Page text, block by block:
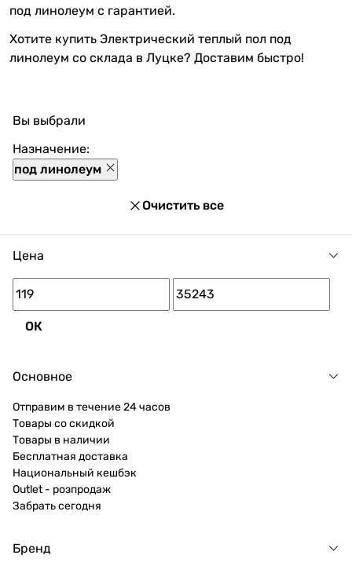
под линолеум с гарантией.
Хотите купить Электрический теплый пол под
линолеум со склада в Луцке? Доставим быстро!
Вы выбрали
Назначение:
под линолеум
Очистить все
Цена
ОК
Основное
Отправим в течение 24 часов
Товары со скидкой
Товары в наличии
Бесплатная доставка
Национальный кешбэк
Outlet - розпродаж
Забрать сегодня
Бренд